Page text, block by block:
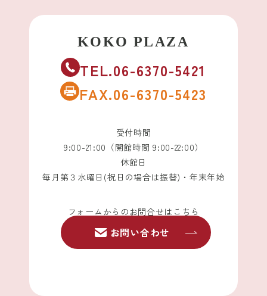
TEL.06-6370-5421
FAX.06-6370-5423
受付時間
9:00-21:00（開館時間 9:00-22:00）
休館日
毎月第３水曜日(祝日の場合は振替)・年末年始
フォームからのお問合せはこちら
お問い合わせ